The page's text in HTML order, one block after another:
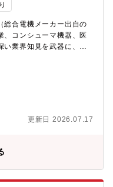
総合電機メーカー出自の
、コンシューマ機器、医
い業界知見を武器に、社
ためのプラン策定や変革
記のようなテーマに携わ
支援しています。■ハイテ
界横断課題への提言・企
を活用したAs-a-Service
の統合・最適化【プロジ
としたグローバル成長戦
営業領域改革■既存基幹
フォーメーション改革■コ
更新日 2026.07.17